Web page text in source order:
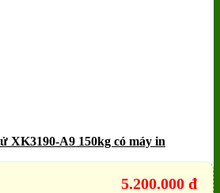
XK3190-A9 150kg có máy in
5.200.000 đ